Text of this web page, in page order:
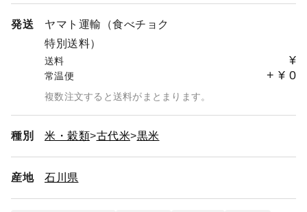
発送
ヤマト運輸（食べチョク
特別送料）
送料 ¥
常温便 + ¥ 0
複数注文すると送料がまとまります。
種別 米・穀類 古代米 黒米
産地 石川県